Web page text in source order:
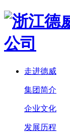
走进德威
集团简介
企业文化
发展历程